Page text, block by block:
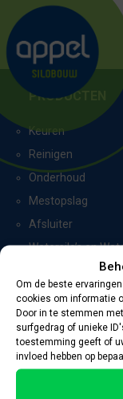
Om de beste
cookies om informatie
Door in te stemmen
surfgedrag of unieke
toestemming geeft of
invloed hebben op
PRODUCTEN
Keuren
Reinigen
Onderhoud
Mestopslag
Afsluiter
Watersilo’s en
CERTIFICERING